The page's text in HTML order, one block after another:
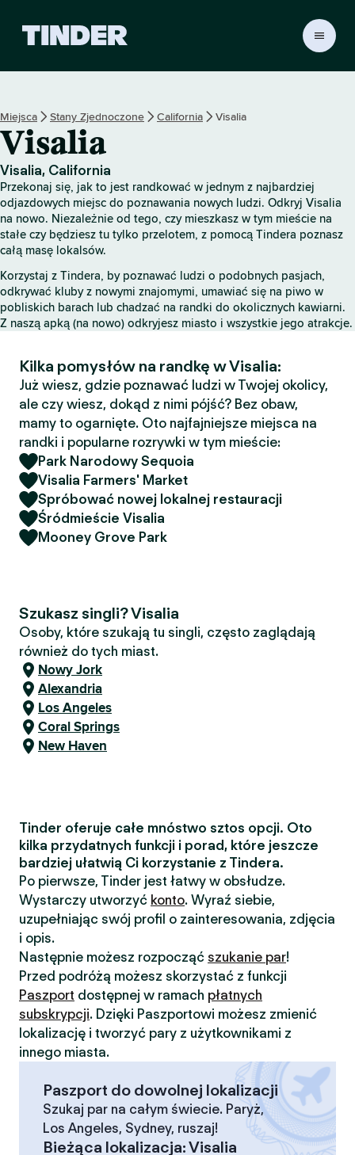
r
o
n
a
g
w
n
a
Miejsca Stany Zjednoczone California Visalia
Visalia
Visalia, California
Przekonaj się, jak to jest randkować w jednym z najbardziej
odjazdowych miejsc do poznawania nowych ludzi. Odkryj Visalia
na nowo. Niezależnie od tego, czy mieszkasz w tym mieście na
stałe czy będziesz tu tylko przelotem, z pomocą Tindera poznasz
całą masę lokalsów.
Korzystaj z Tindera, by poznawać ludzi o podobnych pasjach,
odkrywać kluby z nowymi znajomymi, umawiać się na piwo w
pobliskich barach lub chadzać na randki do okolicznych kawiarni.
Z naszą apką (na nowo) odkryjesz miasto i wszystkie jego atrakcje.
Kilka pomysłów na randkę w Visalia:
Już wiesz, gdzie poznawać ludzi w Twojej okolicy,
ale czy wiesz, dokąd z nimi pójść? Bez obaw,
mamy to ogarnięte. Oto najfajniejsze miejsca na
randki i popularne rozrywki w tym mieście:
Park Narodowy Sequoia
Visalia Farmers' Market
Spróbować nowej lokalnej restauracji
Śródmieście Visalia
Mooney Grove Park
Szukasz singli? Visalia
Osoby, które szukają tu singli, często zaglądają
również do tych miast.
Nowy Jork
Alexandria
Los Angeles
Coral Springs
New Haven
Tinder oferuje całe mnóstwo sztos opcji. Oto
kilka przydatnych funkcji i porad, które jeszcze
bardziej ułatwią Ci korzystanie z Tindera.
Po pierwsze, Tinder jest łatwy w obsłudze.
Wystarczy utworzyć konto. Wyraź siebie,
uzupełniając swój profil o zainteresowania, zdjęcia
i opis.
Następnie możesz rozpocząć szukanie par!
Przed podróżą możesz skorzystać z funkcji
Paszport dostępnej w ramach płatnych
subskrypcji. Dzięki Paszportowi możesz zmienić
lokalizację i tworzyć pary z użytkownikami z
innego miasta.
Paszport do dowolnej lokalizacji
Szukaj par na całym świecie. Paryż,
Los Angeles, Sydney, ruszaj!
Bieżąca lokalizacja:Visalia